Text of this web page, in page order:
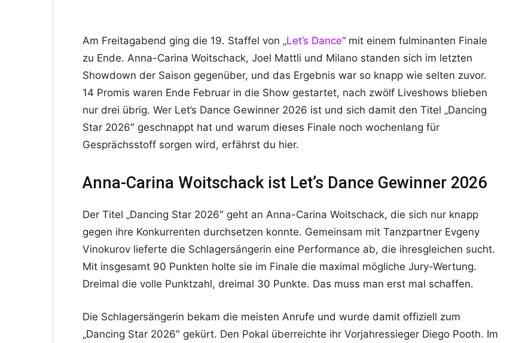
Am Freitagabend ging die 19. Staffel von „Let’s Dance“ mit einem fulminanten Finale
zu Ende. Anna-Carina Woitschack, Joel Mattli und Milano standen sich im letzten
Showdown der Saison gegenüber, und das Ergebnis war so knapp wie selten zuvor.
14 Promis waren Ende Februar in die Show gestartet, nach zwölf Liveshows blieben
nur drei übrig. Wer Let’s Dance Gewinner 2026 ist und sich damit den Titel „Dancing
Star 2026″ geschnappt hat und warum dieses Finale noch wochenlang für
Gesprächsstoff sorgen wird, erfährst du hier.
Anna-Carina Woitschack ist Let’s Dance Gewinner 2026
Der Titel „Dancing Star 2026″ geht an Anna-Carina Woitschack, die sich nur knapp
gegen ihre Konkurrenten durchsetzen konnte. Gemeinsam mit Tanzpartner Evgeny
Vinokurov lieferte die Schlagersängerin eine Performance ab, die ihresgleichen sucht.
Mit insgesamt 90 Punkten holte sie im Finale die maximal mögliche Jury-Wertung.
Dreimal die volle Punktzahl, dreimal 30 Punkte. Das muss man erst mal schaffen.
Die Schlagersängerin bekam die meisten Anrufe und wurde damit offiziell zum
„Dancing Star 2026″ gekürt. Den Pokal überreichte ihr Vorjahressieger Diego Pooth. Im